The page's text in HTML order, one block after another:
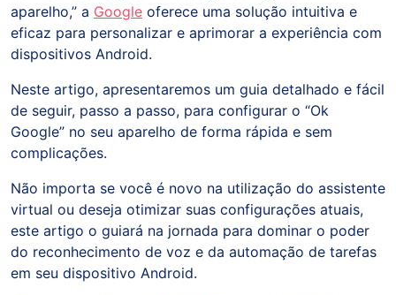
aparelho,” a Google oferece uma solução intuitiva e
eficaz para personalizar e aprimorar a experiência com
dispositivos Android.
Neste artigo, apresentaremos um guia detalhado e fácil
de seguir, passo a passo, para configurar o “Ok
Google” no seu aparelho de forma rápida e sem
complicações.
Não importa se você é novo na utilização do assistente
virtual ou deseja otimizar suas configurações atuais,
este artigo o guiará na jornada para dominar o poder
do reconhecimento de voz e da automação de tarefas
em seu dispositivo Android.